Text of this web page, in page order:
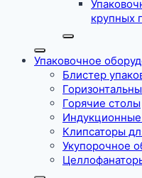
крупных
Упаковочное
Блистер
Горячие столы
Клипсаторы
Укупорочное